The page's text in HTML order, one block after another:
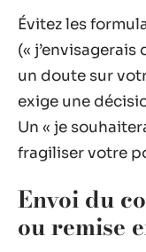
Évitez les
(«
un doute sur
exige une
Un « je
fragiliser votre
Envoi du
ou remise